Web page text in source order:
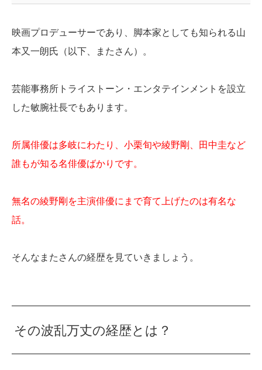
映画プロデューサーであり、脚本家としても知られる山
本又一朗氏（以下、またさん）。
芸能事務所トライストーン・エンタテインメントを設立
した敏腕社長でもあります。
所属俳優は多岐にわたり、小栗旬や綾野剛、田中圭など
誰もが知る名俳優ばかりです。
無名の綾野剛を主演俳優にまで育て上げたのは有名な
話。
そんなまたさんの経歴を見ていきましょう。
その波乱万丈の経歴とは？